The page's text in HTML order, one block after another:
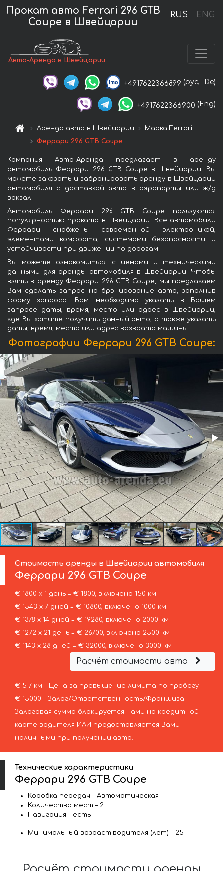
RUS ENG
Прокат авто Ferrari 296 GTB
Coupe в Швейцарии
Авто-Аренда в Швейцарии
+4917622366899 (рус, De)
+4917622366900 (Eng)
Аренда авто в Швейцарии
Марка Ferrari
Феррари 296 GTB Coupe
Компания Авто-Аренда предлагает в аренду
автомобиль Феррари 296 GTB Coupe в Швейцарии. Вы
можете заказать и забронировать аренду в Швейцарии
автомобиля с доставкой авто в аэропорты или ж/д
вокзал.
Автомобиль Феррари 296 GTB Coupe пользуются
популярностью проката в Швейцарии. Все автомобили
Феррари снабжены современной электроникой,
элементами комфорта, системами безопасности и
устойчивости при движении по дорогам.
Вы можете ознакомиться с ценами и техническими
данными для аренды автомобиля в Швейцарии. Чтобы
взять в аренду Феррари 296 GTB Coupe, мы предлагаем
Вам сделать запрос на бронирование авто, заполнив
форму запроса. Вам необходимо указать в Вашем
запросе даты, время, место или адрес в Швейцарии,
где Вы хотите получить данный авто, а также указать
даты, время, место или адрес возврата машины.
Фотографии Феррари 296 GTB Coupe:
Стоимость аренды в Швейцарии автомобиля
Феррари 296 GTB Coupe
€ 1800 х 1 день = € 1800, включено 150 км
€ 1543 х 7 дней = € 10800, включено 1000 км
€ 1378 х 14 дней = € 19280, включено 2000 км
€ 1272 х 21 день = € 26700, включено 2500 км
€ 1143 х 28 дней = € 32000, включено 3000 км
Расчёт стоимости авто
€ 5 / км – Цена за превышение лимита по пробегу
€ 15000 – Залог/Ответственность/Франшиза.
Залоговая сумма блокируется нами на кредитной
карте водителя ИЛИ предоставляется Вами
наличными при получении авто.
Технические характеристики
Феррари 296 GTB Coupe
Коробка передач – Автоматическая
Количество мест – 2
Навигация – есть
Минимальный возраст водителя (лет) – 25